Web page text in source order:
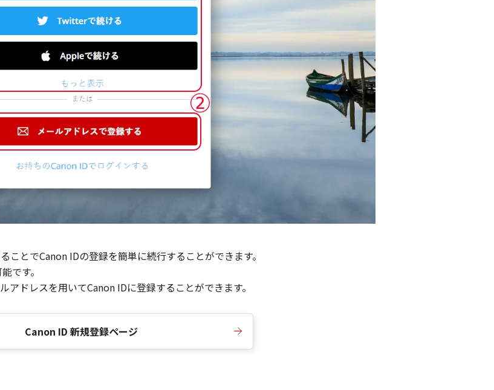
とでCanon IDの登録を簡単に続行することができます。
です。
ドレスを用いてCanon IDに登録することができます。
Canon ID 新規登録ページ